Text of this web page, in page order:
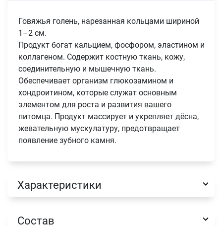
Говяжья голень, нарезанная кольцами шириной
1–2 см.
Продукт богат кальцием, фосфором, эластином и
коллагеном. Содержит костную ткань, кожу,
соединительную и мышечную ткань.
Обеспечивает организм глюкозамином и
хондроитином, которые служат основным
элементом для роста и развития вашего
питомца. Продукт массирует и укрепляет дёсна,
жевательную мускулатуру, предотвращает
появление зубного камня.
Характеристики
Состав